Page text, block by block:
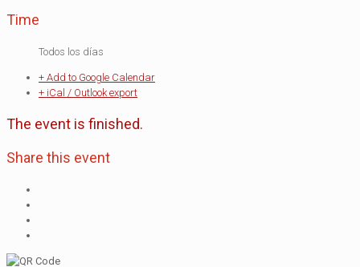
Time
Todos los días
+ Add to Google Calendar
+ iCal / Outlook export
The event is finished.
Share this event